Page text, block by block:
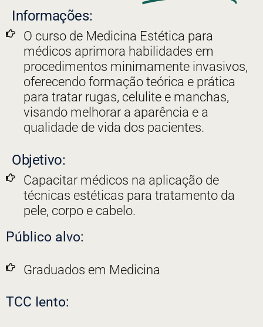
Informações:
O curso de Medicina Estética para
médicos aprimora habilidades em
procedimentos minimamente invasivos,
oferecendo formação teórica e prática
para tratar rugas, celulite e manchas,
visando melhorar a aparência e a
qualidade de vida dos pacientes.
Objetivo:
Capacitar médicos na aplicação de
técnicas estéticas para tratamento da
pele, corpo e cabelo.
Público alvo:
Graduados em Medicina
TCC Iento: